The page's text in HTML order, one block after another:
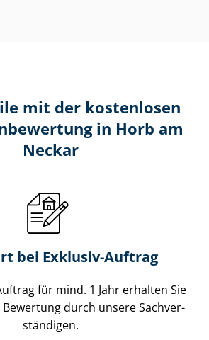
mit der kostenlosen
in Horb am
Neckar
bei Exklusiv-Auftrag
für mind. 1 Jahr erhalten Sie
Bewertung durch unsere Sach­ver­
stän­di­gen.